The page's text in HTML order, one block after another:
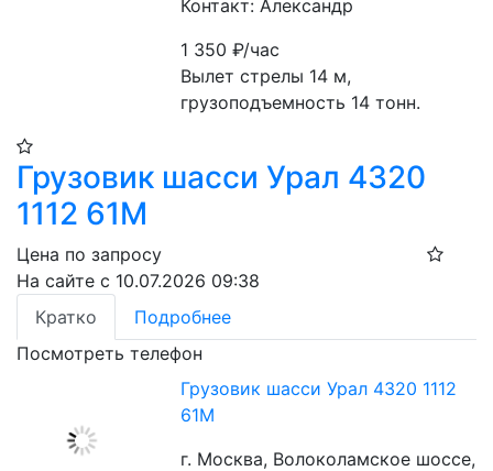
Контакт: Александр
1 350₽/час
Вылет стрелы 14 м,
грузоподъемность 14 тонн.
Грузовик шасси Урал 4320
1112 61М
Цена по запросу
На сайте с 10.07.2026 09:38
Кратко
Подробнее
Посмотреть телефон
Грузовик шасси Урал 4320 1112
61М
г. Москва, Волоколамское шоссе,